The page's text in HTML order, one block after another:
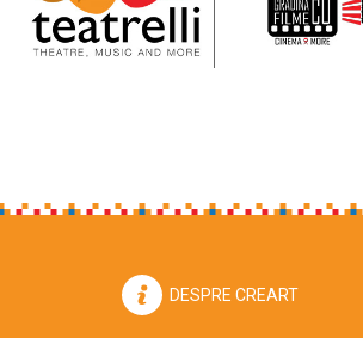
DESPRE CREART